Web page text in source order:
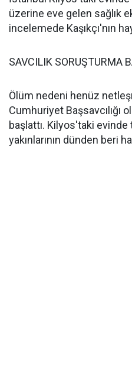
üzerine eve gelen sağlık
incelemede Kaşıkçı'nın
SAVCILIK SORUŞTURMA
Ölüm nedeni henüz
Cumhuriyet Başsavcılığı
başlattı. Kilyos'taki evinde
yakınlarının dünden beri